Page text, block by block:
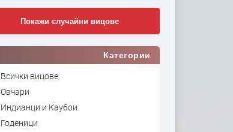
Покажи случайни вицове
Категории
Всички вицове
Овчари
Индианци и Каубои
Годеници